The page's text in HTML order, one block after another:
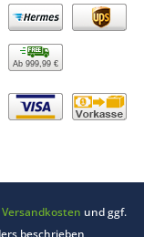
Ab 999,99 €
Versandkosten und ggf.
beschrieben